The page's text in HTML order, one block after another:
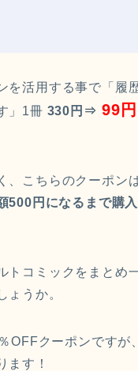
を活用する事で「履
」1冊 330円⇒ 99円
、こちらのクーポン
500円になるまで購
トコミックをまとめ
ょうか。
OFFクーポンですが
ます！